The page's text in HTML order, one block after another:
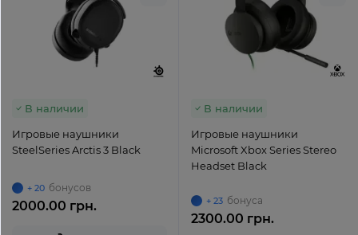
В наличии
Игровые наушники
SteelSeries Arctis 3 Black
+ 20 бонусов
2000.00 грн.
В наличии
Игровые наушники
Microsoft Xbox Series Stereo
Headset Black
+ 23 бонуса
2300.00 грн.